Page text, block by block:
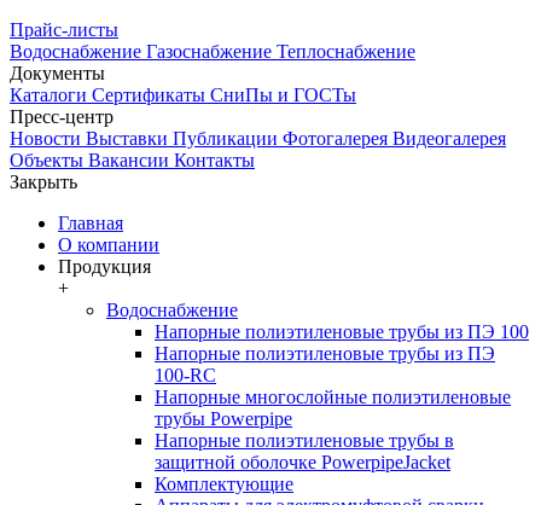
Прайс-листы
Водоснабжение Газоснабжение Теплоснабжение
Документы
Каталоги Сертификаты СниПы и ГОСТы
Пресс-центр
Новости Выставки Публикации Фотогалерея Видеогалерея
Объекты Вакансии Контакты
Закрыть
Главная
О компании
Продукция
+
Водоснабжение
Напорные полиэтиленовые трубы из ПЭ 100
Напорные полиэтиленовые трубы из ПЭ
100-RC
Напорные многослойные полиэтиленовые
трубы Powerpipe
Напорные полиэтиленовые трубы в
защитной оболочке PowerpipeJacket
Комплектующие